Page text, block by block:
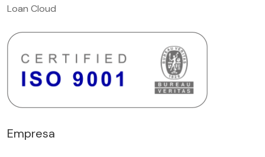
Loan Cloud
Empresa